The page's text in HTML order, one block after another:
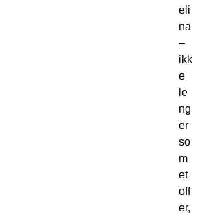
eli
na
–
ikk
e
le
ng
er
so
m
et
off
er,